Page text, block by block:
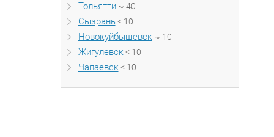
Тольятти~ 40
Сызрань< 10
Новокуйбышевск ~ 10
Жигулевск < 10
Чапаевск < 10